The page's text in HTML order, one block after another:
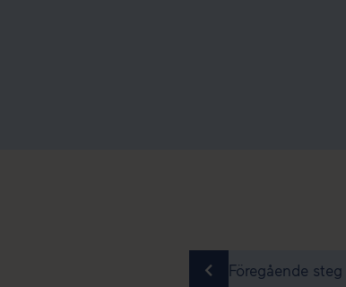
Föregående steg